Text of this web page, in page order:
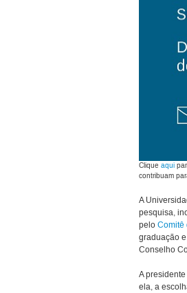
Clique aqui
contribuam
A
pesquisa,
pelo Comitê
graduação
Conselho
A
ela, a